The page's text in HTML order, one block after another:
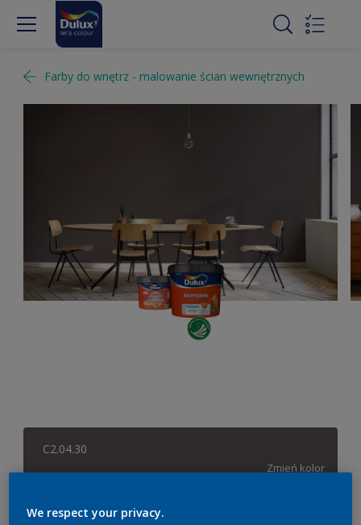
Farby do wnętrz - malowanie ścian wewnętrznych
C2.04.30
Zmień kolor
Rozmiar
We respect your privacy.